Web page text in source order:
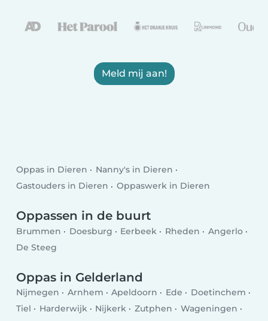
Meld mij aan!
Oppas in Dieren
Nanny's in Dieren
Gastouders in Dieren
Oppaswerk in Dieren
Oppassen in de buurt
Brummen Doesburg Eerbeek Rheden
Angerlo
De Steeg
Oppas in Gelderland
Nijmegen Arnhem Apeldoorn Ede
Doetinchem
Tiel
Harderwijk Nijkerk Zutphen
Wageningen